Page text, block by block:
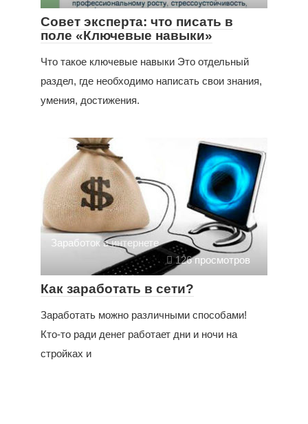
Совет эксперта: что писать в
поле «Ключевые навыки»
Что такое ключевые навыки Это отдельный
раздел, где необходимо написать свои знания,
умения, достижения.
Заработок в интернете
126 просмотров
Как заработать в сети?
Заработать можно различными способами!
Кто-то ради денег работает дни и ночи на
стройках и